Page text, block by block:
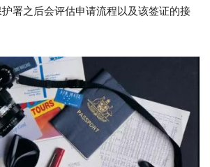
署之后会评估申请流程以及该签证的接